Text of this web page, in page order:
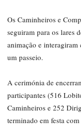
Os Caminheiros e
seguiram para os lares
animação e
um passeio.
A cerimónia de
participantes (516
Caminheiros e 252
terminado em festa